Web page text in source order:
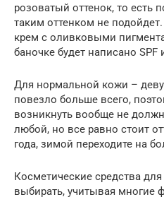
розоватый оттенок, то есть
таким оттенком не
крем с оливковыми
баночке будет написано SPF
Для нормальной кожи –
повезло больше всего,
возникнуть вообще не
любой, но все равно стоит
года, зимой переходите на
Косметические средства
выбирать, учитывая многие